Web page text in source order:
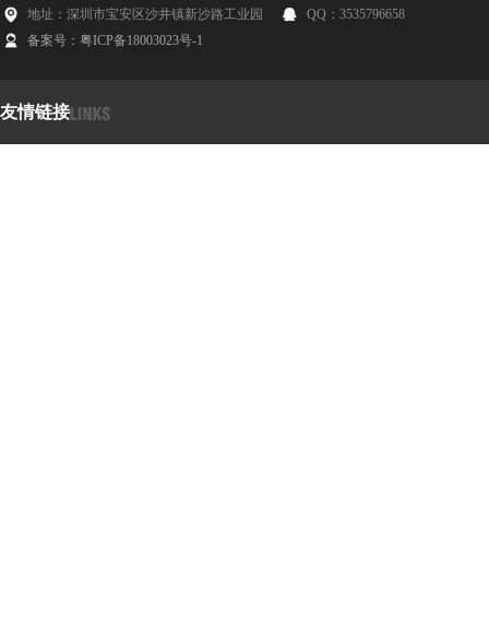
地址：深圳市宝安区沙井镇新沙路工业园
QQ：3535796658
备案号：粤ICP备18003023号-1
友情链接